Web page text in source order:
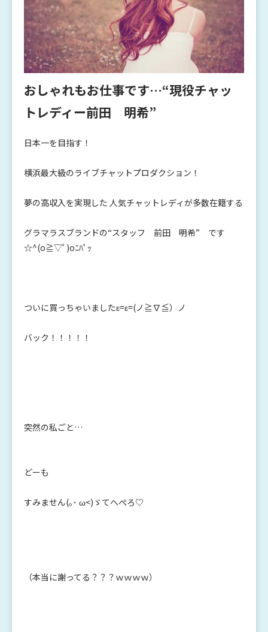
おしゃれもお仕事です…“現役チャッ
トレディー前田 明希”
日本一を目指す！
横浜最大級のライブチャットプロダクション！
夢の高収入を実現した 人気チャットレディが多数在籍する
グラマラスブランドの“スタッフ 前田 明希” です
☆^(o≧▽ﾟ)oﾆﾊﾟｯ
ついに買っちゃいましたε=ε=(ノ≧∇≦）ノ
バック！！！！！
突然の私ごと…
どーも
すみません(｡･ ω<)ゞてへぺろ♡
（本当に謝ってる？？？ｗｗｗｗ）